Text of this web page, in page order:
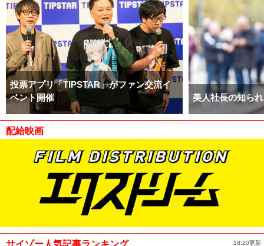
投票アプリ「TIPSTAR」がファン交流イ
ベント開催
美人社長の知ら
配給映画
サイゾー人気記事ランキング 18:20更新